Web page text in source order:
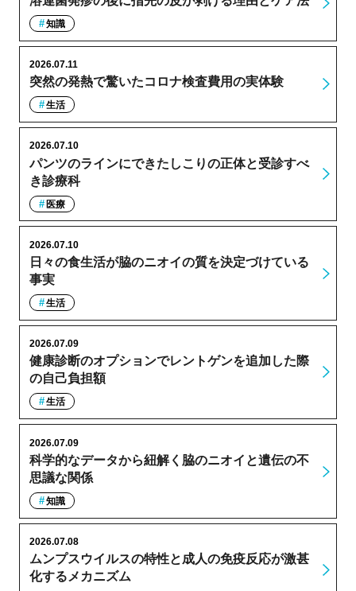
知識
突然の発熱で驚いたコロナ検査費用の実体験
2026.07.11
生活
パンツのラインにできたしこりの正体と受診すべ
き診療科
2026.07.10
医療
日々の食生活が脇のニオイの質を決定づけている
事実
2026.07.10
生活
健康診断のオプションでレントゲンを追加した際
の自己負担額
2026.07.09
生活
科学的なデータから紐解く脇のニオイと遺伝の不
思議な関係
2026.07.09
知識
ムンプスウイルスの特性と成人の免疫反応が激甚
化するメカニズム
2026.07.08